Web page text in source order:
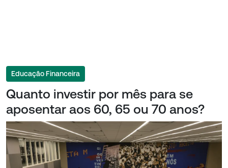
Educação Financeira
Quanto investir por mês para se
aposentar aos 60, 65 ou 70 anos?